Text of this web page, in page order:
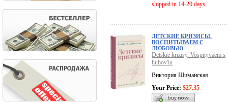
shipped in 14-20 days
ДЕТСКИЕ КРИЗИСЫ.
ВОСПИТЫВАЕМ С
ЛЮБОВЬЮ
Detskie krizisy. Vospityvaem s
liubov'iu
Виктория Шиманская
Your Price: $27.35